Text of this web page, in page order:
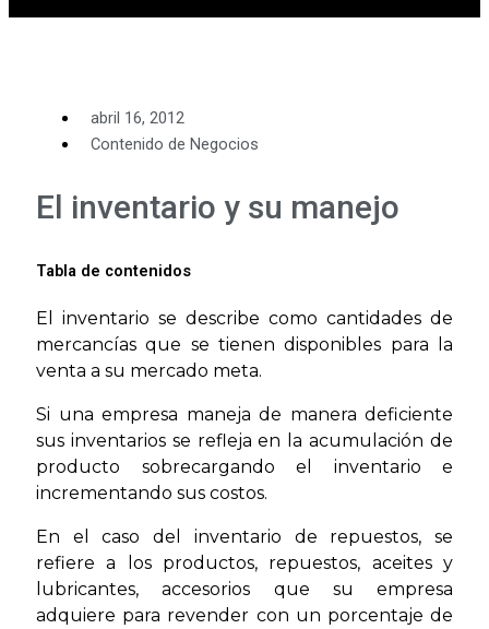
abril 16, 2012
Contenido de Negocios
El inventario y su manejo
Tabla de contenidos
El inventario se describe como cantidades de
mercancías que se tienen disponibles para la
venta a su mercado meta.
Si una empresa maneja de manera deficiente
sus inventarios se refleja en la acumulación de
producto sobrecargando el inventario e
incrementando sus costos.
En el caso del inventario de repuestos, se
refiere a los productos, repuestos, aceites y
lubricantes, accesorios que su empresa
adquiere para revender con un porcentaje de